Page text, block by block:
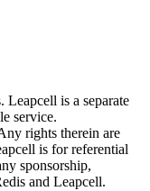
is a separate
service.
rights therein are
is for referential
sponsorship,
and Leapcell.